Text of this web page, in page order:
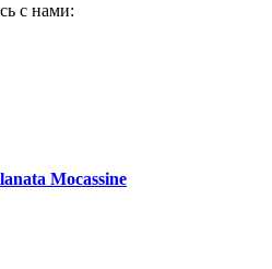
с нами:
Mocassine